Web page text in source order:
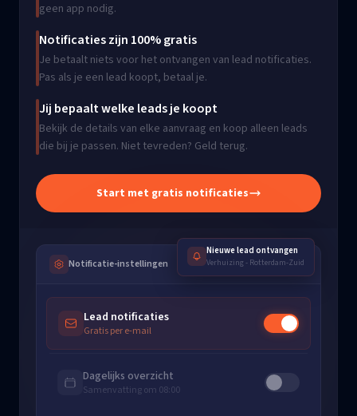
geen app nodig.
Notificaties zijn 100% gratis
Je betaalt niets voor het ontvangen van lead notificaties.
Pas als je een lead koopt, betaal je.
Jij bepaalt welke leads je koopt
Bekijk de details van elke aanvraag en koop alleen leads
die bij je passen. Niet tevreden? Geld terug.
Start met gratis notificaties
Notificatie-instellingen
Lead notificaties
Gratis per e-mail
Dagelijks overzicht
Samenvatting om 08:00
Nieuwe lead ontvangen
Verhuizing- Rotterdam-Zuid